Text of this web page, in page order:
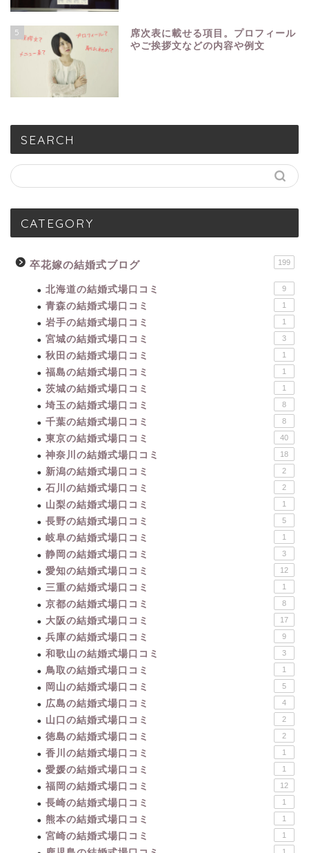
5
席次表に載せる項目。プロフィール
やご挨拶文などの内容や例文
SEARCH
CATEGORY
卒花嫁の結婚式ブログ 199
北海道の結婚式場口コミ 9
青森の結婚式場口コミ 1
岩手の結婚式場口コミ 1
宮城の結婚式場口コミ 3
秋田の結婚式場口コミ 1
福島の結婚式場口コミ 1
茨城の結婚式場口コミ 1
埼玉の結婚式場口コミ 8
千葉の結婚式場口コミ 8
東京の結婚式場口コミ 40
神奈川の結婚式場口コミ 18
新潟の結婚式場口コミ 2
石川の結婚式場口コミ 2
山梨の結婚式場口コミ 1
長野の結婚式場口コミ 5
岐阜の結婚式場口コミ 1
静岡の結婚式場口コミ 3
愛知の結婚式場口コミ 12
三重の結婚式場口コミ 1
京都の結婚式場口コミ 8
大阪の結婚式場口コミ 17
兵庫の結婚式場口コミ 9
和歌山の結婚式場口コミ 3
鳥取の結婚式場口コミ 1
岡山の結婚式場口コミ 5
広島の結婚式場口コミ 4
山口の結婚式場口コミ 2
徳島の結婚式場口コミ 2
香川の結婚式場口コミ 1
愛媛の結婚式場口コミ 1
福岡の結婚式場口コミ 12
長崎の結婚式場口コミ 1
熊本の結婚式場口コミ 1
宮崎の結婚式場口コミ 1